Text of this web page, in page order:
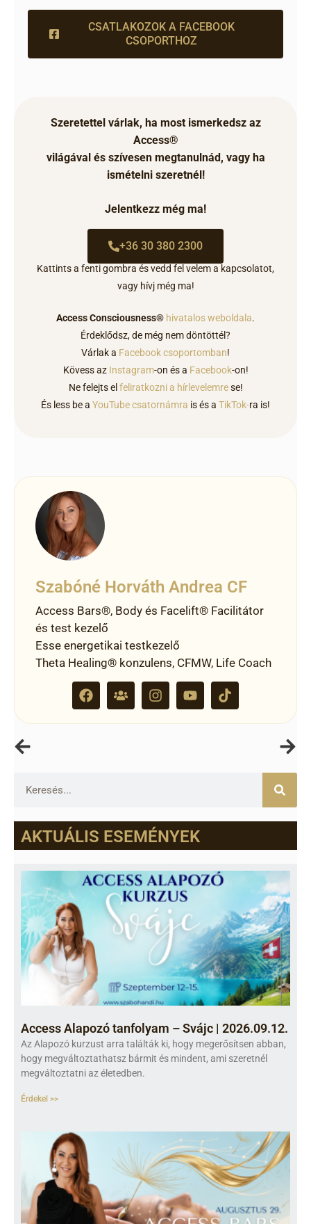
CSATLAKOZOK A FACEBOOK
CSOPORTHOZ
Szeretettel várlak, ha most ismerkedsz az
Access®
világával és szívesen megtanulnád, vagy ha
ismételni szeretnél!
Jelentkezz még ma!
+36 30 380 2300
Kattints a fenti gombra és vedd fel velem a kapcsolatot,
vagy hívj még ma!
Access Consciousness® hivatalos weboldala.
Érdeklődsz, de még nem döntöttél?
Várlak a Facebook csoportomban!
Kövess az Instagram-on és a Facebook-on!
Ne felejts el feliratkozni a hírlevelemrese!
És less be a YouTube csatornámra is és a TikTok-ra is!
Szabóné Horváth Andrea CF
Access Bars®, Body és Facelift® Facilitátor
és test kezelő
Esse energetikai testkezelő
Theta Healing® konzulens, CFMW, Life Coach
AKTUÁLIS ESEMÉNYEK
Access Alapozó tanfolyam – Svájc | 2026.09.12.
Az Alapozó kurzust arra találták ki, hogy megerősítsen abban,
hogy megváltoztathatsz bármit és mindent, ami szeretnél
megváltoztatni az életedben.
Érdekel >>